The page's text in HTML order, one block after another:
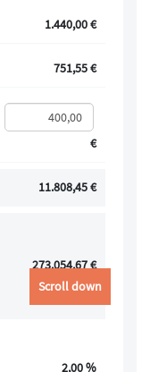
1.440,00 €
751,55 €
€
11.808,45 €
273.054,67 €
2,00 %
Scroll down